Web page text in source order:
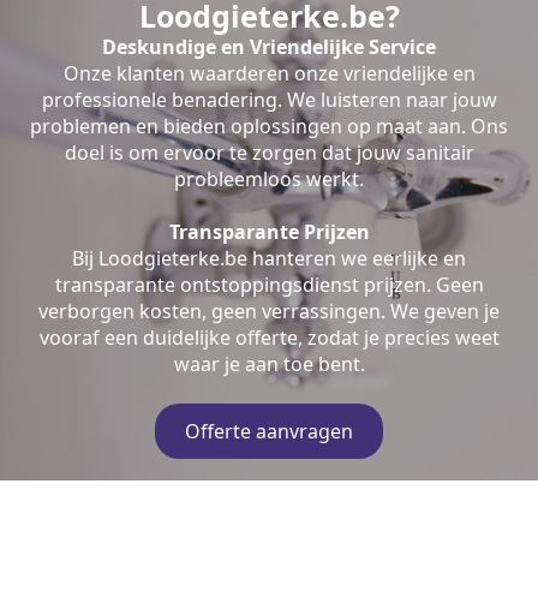
Loodgieterke.be?
Deskundige en Vriendelijke Service
Onze klanten waarderen onze vriendelijke en
professionele benadering. We luisteren naar jouw
problemen en bieden oplossingen op maat aan. Ons
doel is om ervoor te zorgen dat jouw sanitair
probleemloos werkt.
Transparante Prijzen
Bij Loodgieterke.be hanteren we eerlijke en
transparante ontstoppingsdienst prijzen. Geen
verborgen kosten, geen verrassingen. We geven je
vooraf een duidelijke offerte, zodat je precies weet
waar je aan toe bent.
Offerte aanvragen